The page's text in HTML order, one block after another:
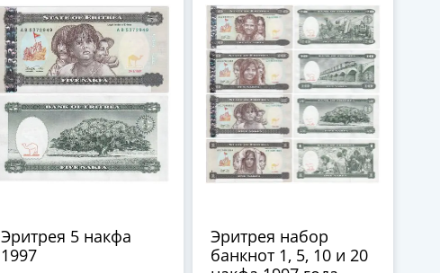
Эритрея 5 накфа
1997
Эритрея набор
банкнот 1, 5, 10 и 20